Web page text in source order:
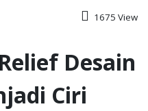
1675 View
Desain
Ciri